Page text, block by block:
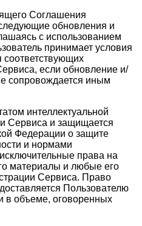
Соглашения
обновления и
с использованием
принимает условия
если обновление и/
сопровождается иным
интеллектуальной
Сервиса и защищается
Федерации о защите
и нормами
права на
материалы и любые его
Сервиса. Право
Пользователю
в объеме, оговоренных